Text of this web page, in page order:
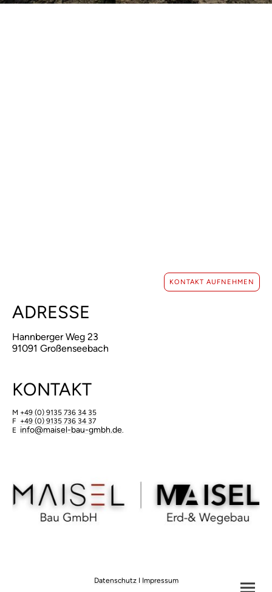
KONTAKT AUFNEHMEN
ADRESSE
Hannberger Weg 23
91091 Großenseebach
KONTAKT
M +49 (0) 9135 736 34 35
F +49 (0) 9135 736 34 37
E ​info@maisel-bau-gmbh.de.
Datenschutz I Impressum